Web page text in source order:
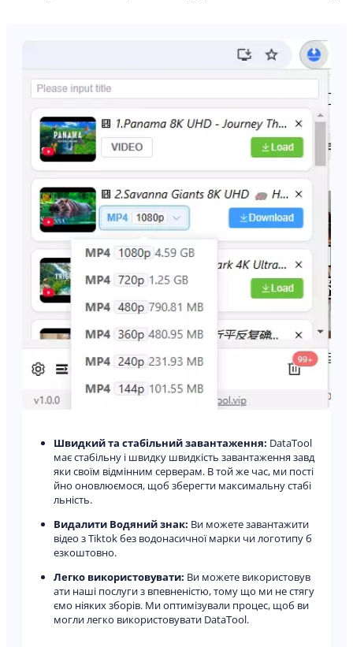
Швидкий та стабільний завантаження: DataTool
має стабільну і швидку швидкість завантаження завд
яки своїм відмінним серверам. В той же час, ми пості
йно оновлюємося, щоб зберегти максимальну стабі
льність.
Видалити Водяний знак: Ви можете завантажити
відео з Tiktok без водонасичної марки чи логотипу б
езкоштовно.
Легко використовувати: Ви можете використовув
ати наші послуги з впевненістю, тому що ми не стягу
ємо ніяких зборів. Ми оптимізували процес, щоб ви
могли легко використовувати DataTool.